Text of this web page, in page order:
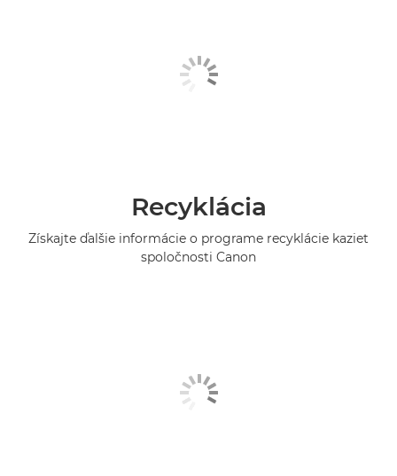
Recyklácia
Získajte ďalšie informácie o programe recyklácie kaziet
spoločnosti Canon